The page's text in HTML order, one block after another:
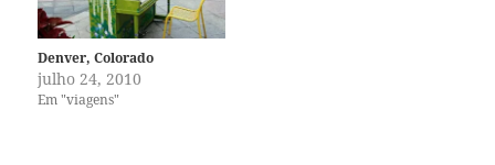
Denver, Colorado
julho 24, 2010
Em "viagens"